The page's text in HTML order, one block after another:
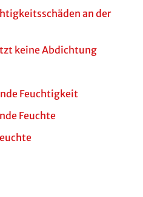
an der
keine Abdichtung
Feuchtigkeit
Feuchte